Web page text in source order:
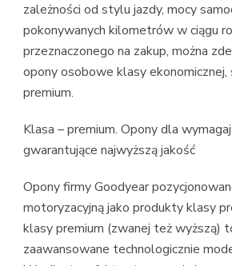
zależności od stylu jazdy, mocy
pokonywanych kilometrów w ciągu
przeznaczonego na zakup, można
opony osobowe klasy ekonomicznej,
premium.
Klasa – premium. Opony dla
gwarantujące najwyższą jakość
Opony firmy Goodyear
motoryzacyjną jako produkty klasy
klasy premium (zwanej też wyższą)
zaawansowane technologicznie